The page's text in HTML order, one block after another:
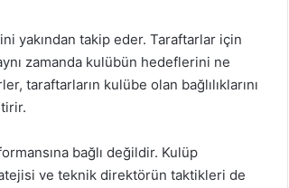
yakından takip eder. Taraftarlar için
zamanda kulübün hedeflerini ne
taraftarların kulübe olan bağlılıklarını
bağlı değildir. Kulüp
ve teknik direktörün taktikleri de